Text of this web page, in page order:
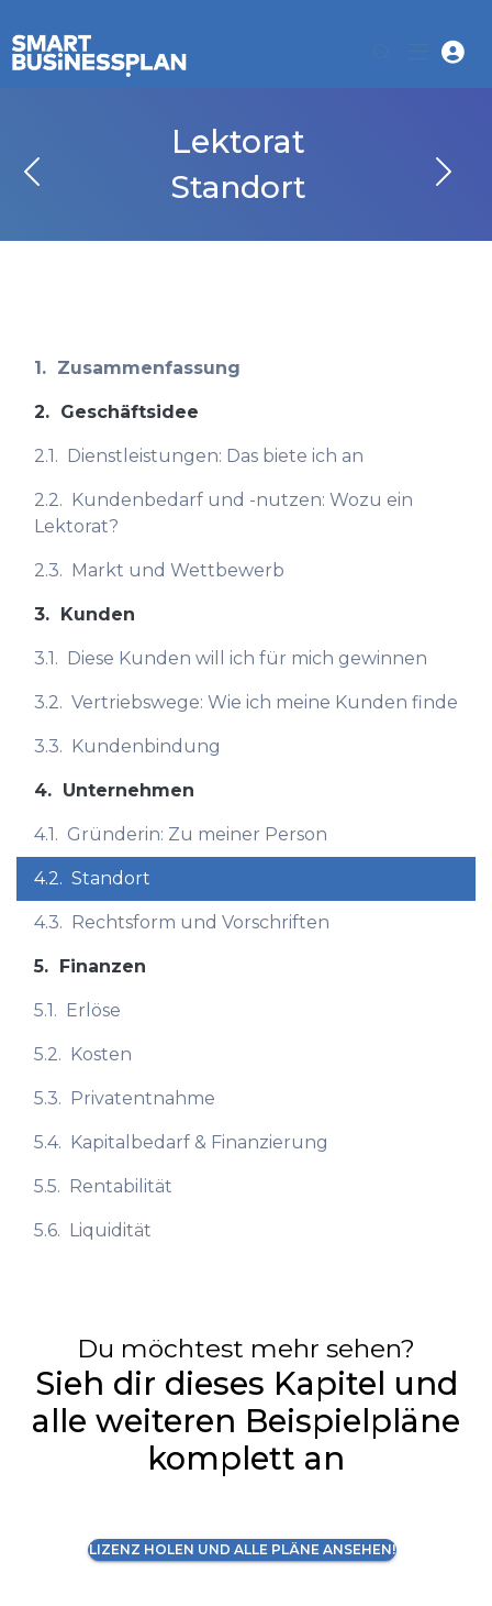
Lektorat
Standort
1. Zusammenfassung
2. Geschäftsidee
2.1. Dienstleistungen: Das biete ich an
2.2. Kundenbedarf und -nutzen: Wozu ein
Lektorat?
2.3. Markt und Wettbewerb
3. Kunden
3.1. Diese Kunden will ich für mich gewinnen
3.2. Vertriebswege: Wie ich meine Kunden finde
3.3. Kundenbindung
4. Unternehmen
4.1. Gründerin: Zu meiner Person
4.2. Standort
4.3. Rechtsform und Vorschriften
5. Finanzen
5.1. Erlöse
5.2. Kosten
5.3. Privatentnahme
5.4. Kapitalbedarf & Finanzierung
5.5. Rentabilität
5.6. Liquidität
Du möchtest mehr sehen?
Sieh dir dieses Kapitel und
alle weiteren Beispielpläne
komplett an
LIZENZ HOLEN UND ALLE PLÄNE ANSEHEN!